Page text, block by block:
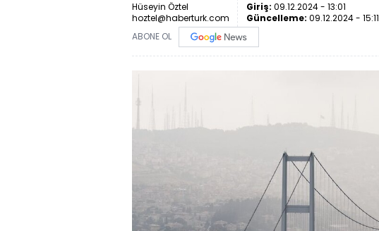
Hüseyin Öztel
hoztel@haberturk.com
Giriş: 09.12.2024 - 13:01
Güncelleme: 09.12.2024 - 15:11
ABONE OL